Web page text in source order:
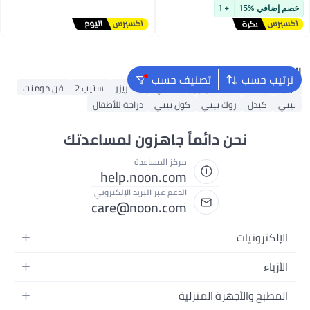
أقل سعر في 30 يوم
توصيل مجاني
#12 في سكوترات كيك الأطفال
خصم إضافي %15 + 1
ترتيب حسب تصنيف حسب البحث الشائع
لببو أرابست فيتنيس وورلد ماي تويز ريزر ستيب 2
فن مومنت
بيبي
كيدل روك بيبي كول بيبي دراجة للأطفال
نحن دائماً جاهزون لمساعدتك
مركز المساعدة
help.noon.com
الدعم عبر البريد الإلكتروني
care@noon.com
الإلكترونيات
الهواتف المتحركة
أجهزة الكمبيوتر المحمولة
الأزياء
أزياء نسائية
المطبخ والأجهزة المنزلية